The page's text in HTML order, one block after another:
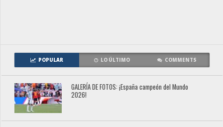
POPULAR LO ÚLTIMO COMMENTS
GALERÍA DE FOTOS: ¡España campeón del Mundo
2026!